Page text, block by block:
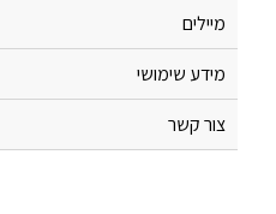
מיילים
מידע שימושי
צור קשר